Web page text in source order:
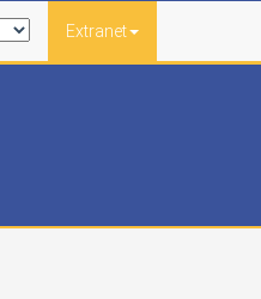
Extranet